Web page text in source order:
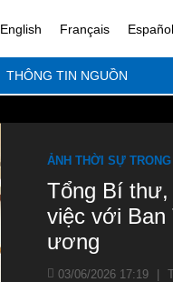
English Français Español
THÔNG TIN NGUỒN
ẢNH THỜI SỰ
Tổng Bí
việc với Ban
ương
03/06/2026 17:19